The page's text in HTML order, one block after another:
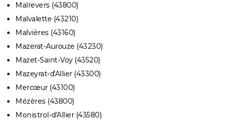
Malrevers (43800)
Malvalette (43210)
Malvières (43160)
Mazerat-Aurouze (43230)
Mazet-Saint-Voy (43520)
Mazeyrat-d'Allier (43300)
Mercœur (43100)
Mézères (43800)
Monistrol-d'Allier (43580)